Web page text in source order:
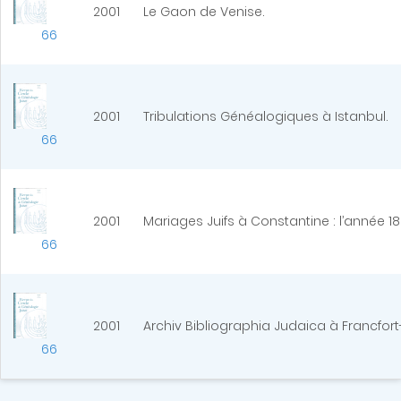
66
2001 Le Gaon de Venise.
66
2001 Tribulations Généalogiques à Istanbul.
66
2001 Mariages Juifs à Constantine : l’année
66
2001 Archiv Bibliographia Judaica à